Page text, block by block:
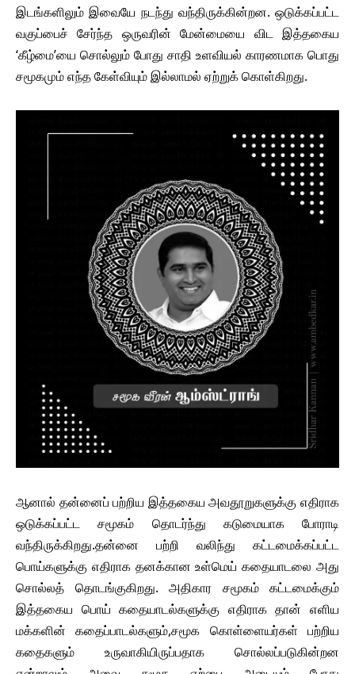
இடங்களிலும் இவையே நடந்து வந்திருக்கின்றன. ஒடுக்கப்பட்ட
வகுப்பைச் சேர்ந்த ஒருவரின் மேன்மையை விட இத்தகைய
‘கீழ்மை’யை சொல்லும் போது சாதி உளவியல் காரணமாக பொது
சமூகமும் எந்த கேள்வியும் இல்லாமல் ஏற்றுக் கொள்கிறது.
ஆனால் தன்னைப் பற்றிய இத்தகைய அவதூறுகளுக்கு எதிராக
ஒடுக்கப்பட்ட சமூகம் தொடர்ந்து கடுமையாக போராடி
வந்திருக்கிறது.தன்னை பற்றி வலிந்து கட்டமைக்கப்பட்ட
பொய்களுக்கு எதிராக தனக்கான உள்மெய் கதையாடலை அது
சொல்லத் தொடங்குகிறது. அதிகார சமூகம் கட்டமைக்கும்
இத்தகைய பொய் கதையாடல்களுக்கு எதிராக தான் எளிய
மக்களின் கதைப்பாடல்களும்,சமூக கொள்ளையர்கள் பற்றிய
கதைகளும் உருவாகியிருப்பதாக சொல்லப்படுகின்றன